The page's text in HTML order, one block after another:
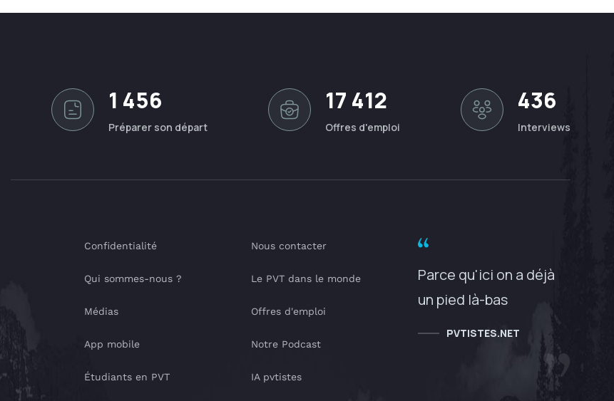
1 456
Préparer son départ
17 412
Offres d'emploi
436
Interviews
Confidentialité
Qui sommes-nous ?
Médias
App mobile
Étudiants en PVT
Nous contacter
Le PVT dans le monde
Offres d'emploi
Notre Podcast
IA pvtistes
Parce qu'ici on a déjà
un pied là-bas
PVTISTES.NET